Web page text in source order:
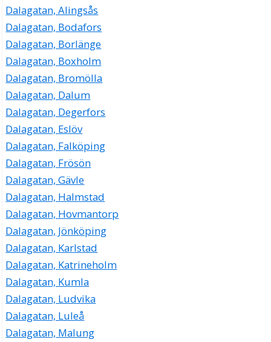
Dalagatan, Alingsås
Dalagatan, Bodafors
Dalagatan, Borlänge
Dalagatan, Boxholm
Dalagatan, Bromölla
Dalagatan, Dalum
Dalagatan, Degerfors
Dalagatan, Eslöv
Dalagatan, Falköping
Dalagatan, Frösön
Dalagatan, Gävle
Dalagatan, Halmstad
Dalagatan, Hovmantorp
Dalagatan, Jönköping
Dalagatan, Karlstad
Dalagatan, Katrineholm
Dalagatan, Kumla
Dalagatan, Ludvika
Dalagatan, Luleå
Dalagatan, Malung